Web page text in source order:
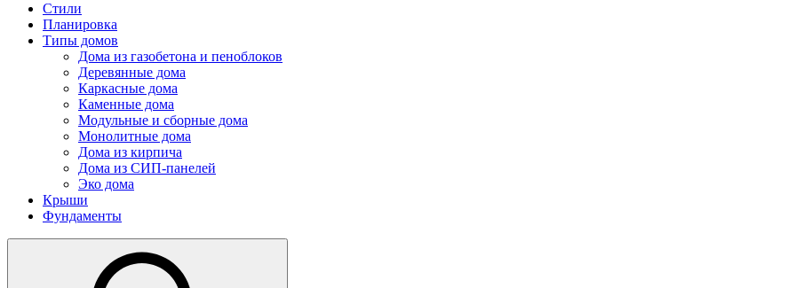
Стили
Планировка
Типы домов
Дома из газобетона и пеноблоков
Деревянные дома
Каркасные дома
Каменные дома
Модульные и сборные дома
Монолитные дома
Дома из кирпича
Дома из СИП-панелей
Эко дома
Крыши
Фундаменты